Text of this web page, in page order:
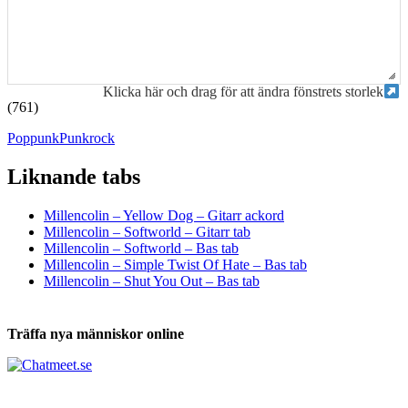
Klicka här och drag för att ändra fönstrets storlek
(761)
PoppunkPunkrock
Liknande tabs
Millencolin – Yellow Dog – Gitarr ackord
Millencolin – Softworld – Gitarr tab
Millencolin – Softworld – Bas tab
Millencolin – Simple Twist Of Hate – Bas tab
Millencolin – Shut You Out – Bas tab
Träffa nya människor online